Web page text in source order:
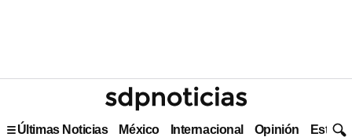
Últimas Noticias México Internacional Opinión Estilo